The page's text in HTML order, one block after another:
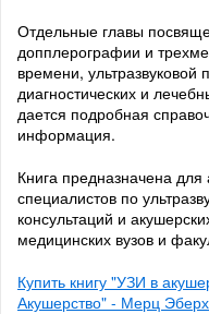
Отдельные главы
допплерографии и
времени, ультразвуковой
диагностических и
дается подробная
информация.
Книга предназначена для
специалистов по
консультаций и
медицинских вузов и
Купить книгу "УЗИ в
Акушерство" - Мерц